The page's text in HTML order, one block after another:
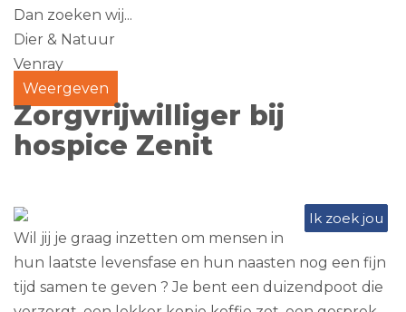
Dan zoeken wij...
Dier & Natuur
Venray
Weergeven
Zorgvrijwilliger bij
hospice Zenit
Ik zoek jou
Wil jij je graag inzetten om mensen in
hun laatste levensfase en hun naasten nog een fijn
tijd samen te geven ? Je bent een duizendpoot die